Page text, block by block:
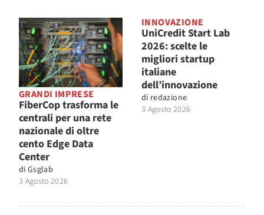
GRANDI IMPRESE
FiberCop trasforma le
centrali per una rete
nazionale di oltre
cento Edge Data
Center
di Gsglab
3 Agosto 2026
INNOVAZIONE
UniCredit Start Lab
2026: scelte le
migliori startup
italiane
dell’innovazione
di redazione
3 Agosto 2026